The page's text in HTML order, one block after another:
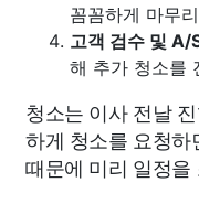
꼼꼼하게 마무
고객 검수 및 A/
해 추가 청소를
청소는 이사 전날
하게 청소를 요청
때문에 미리 일정